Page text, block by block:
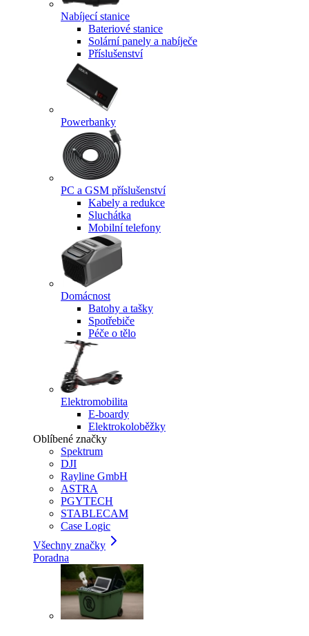
Nabíjecí stanice
Bateriové stanice
Solární panely a nabíječe
Příslušenství
Powerbanky
PC a GSM příslušenství
Kabely a redukce
Sluchátka
Mobilní telefony
Domácnost
Batohy a tašky
Spotřebiče
Péče o tělo
Elektromobilita
E-boardy
Elektrokoloběžky
Oblíbené značky
Spektrum
DJI
Rayline GmbH
ASTRA
PGYTECH
STABLECAM
Case Logic
Všechny značky
Poradna